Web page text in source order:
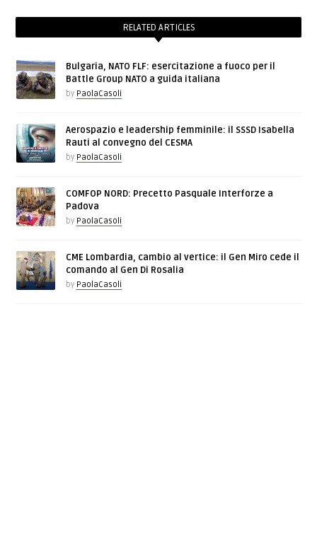
RELATED ARTICLES
Bulgaria, NATO FLF: esercitazione a fuoco per il
Battle Group NATO a guida italiana
by PaolaCasoli
Aerospazio e leadership femminile: il SSSD Isabella
Rauti al convegno del CESMA
by PaolaCasoli
COMFOP NORD: Precetto Pasquale Interforze a
Padova
by PaolaCasoli
CME Lombardia, cambio al vertice: il Gen Miro cede il
comando al Gen Di Rosalia
by PaolaCasoli